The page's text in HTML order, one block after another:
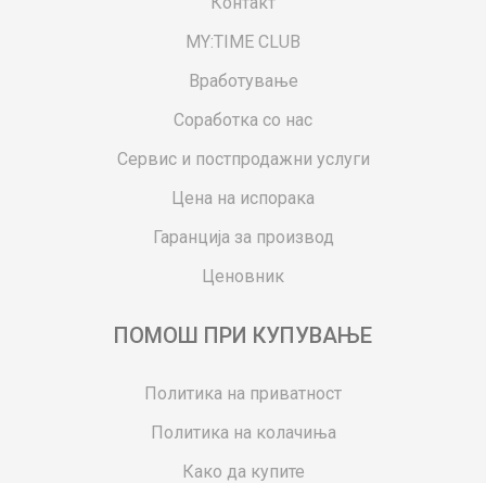
MY:TIME CLUB
Вработување
Соработка со нас
Сервис и постпродажни услуги
Цена на испорака
Гаранција за производ
Ценовник
ПОМОШ ПРИ КУПУВАЊЕ
Политика на приватност
Политика на колачиња
Како да купите